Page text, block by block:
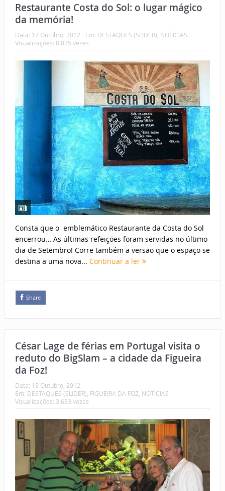
Restaurante Costa do Sol: o lugar mágico
da memória!
Data: 17 Outubro, 2012 Em: DESTAQUES (SLIDER) NOTÍCIAS
Visualizações: 8.825 vezes
Consta que o emblemático Restaurante da Costa do Sol
encerrou… As últimas refeições foram servidas no último
dia de Setembro! Corre também a versão que o espaço se
destina a uma nova... Continuar a ler
Share
César Lage de férias em Portugal visita o
reduto do BigSlam – a cidade da Figueira
da Foz!
Data: 13 Outubro, 2012
Em: DESTAQUES (SLIDER) FIGUEIRA DA FOZ NOTÍCIAS
Visualizações: 3.633 vezes